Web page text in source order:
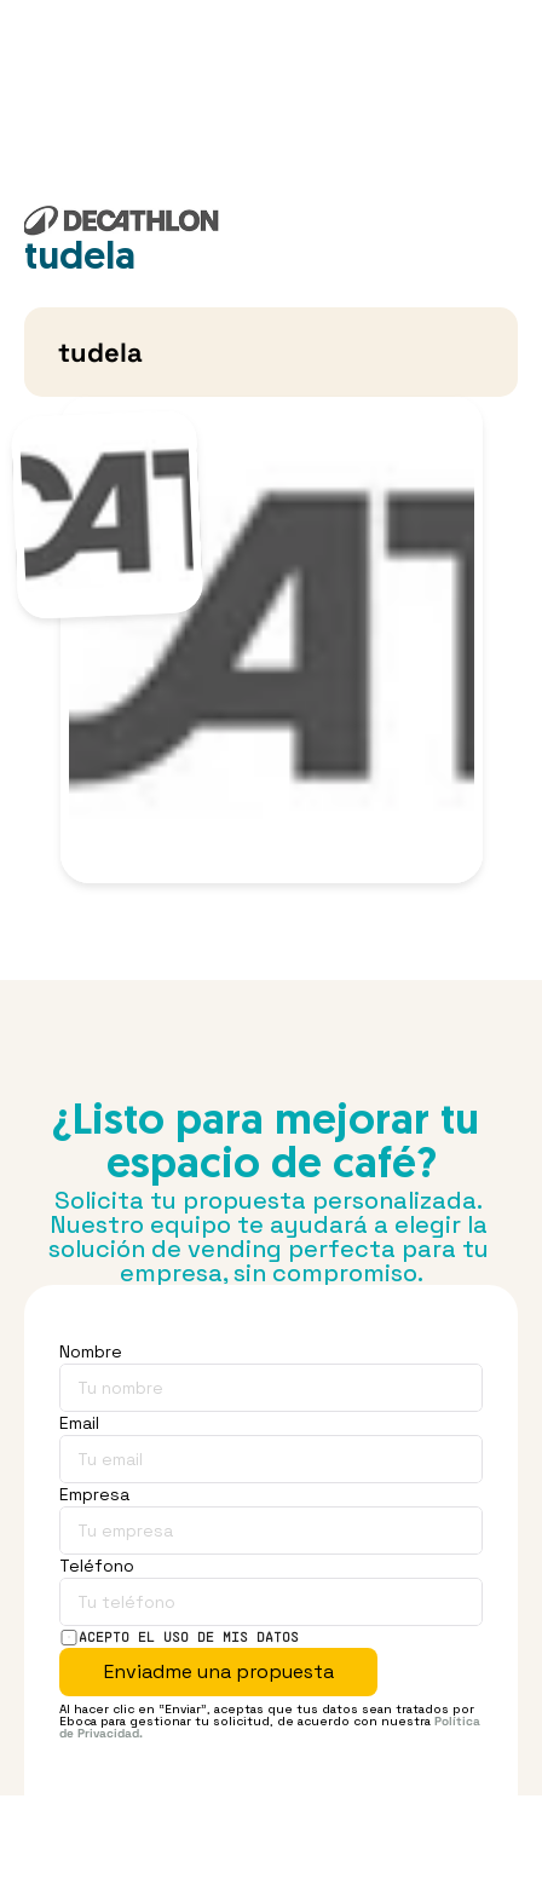
tudela
tudela
¿Listo para mejorar tu
espacio de café?
Solicita tu propuesta personalizada.
Nuestro equipo te ayudará a elegir la
solución de vending perfecta para tu
empresa, sin compromiso.
Nombre
Email
Empresa
Teléfono
ACEPTO EL USO DE MIS DATOS
Enviadme una propuesta
Al hacer clic en “Enviar”, aceptas que tus datos sean tratados por
Eboca para gestionar tu solicitud, de acuerdo con nuestra Política
de Privacidad.